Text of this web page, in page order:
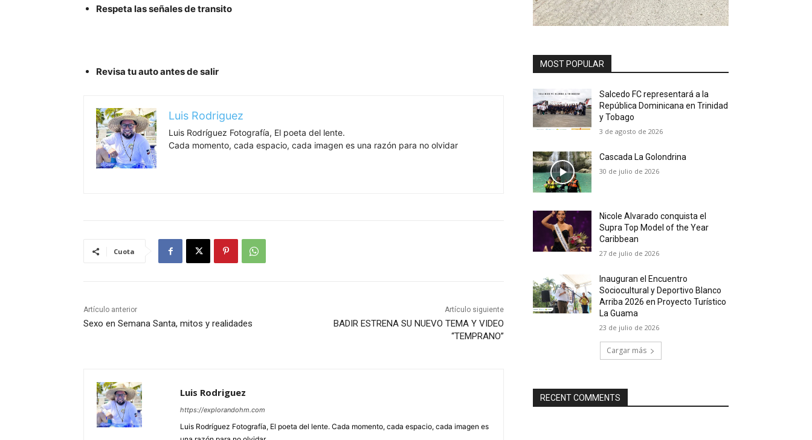
Respeta las señales de transito
Revisa tu auto antes de salir
Luis Rodriguez
Luis Rodríguez Fotografía, El poeta del lente.
Cada momento, cada espacio, cada imagen es una razón para no olvidar
Cuota
Artículo anterior
Sexo en Semana Santa, mitos y realidades
Artículo siguiente
BADIR ESTRENA SU NUEVO TEMA Y VIDEO
“TEMPRANO”
Luis Rodriguez
https://explorandohm.com
Luis Rodríguez Fotografía, El poeta del lente. Cada momento, cada espacio, cada imagen es
MOST POPULAR
Salcedo FC representará a la
República Dominicana en Trinidad
y Tobago
3 de agosto de 2026
Cascada La Golondrina
30 de julio de 2026
Nicole Alvarado conquista el
Supra Top Model of the Year
Caribbean
27 de julio de 2026
Inauguran el Encuentro
Sociocultural y Deportivo Blanco
Arriba 2026 en Proyecto Turístico
La Guama
23 de julio de 2026
Cargar más
RECENT COMMENTS